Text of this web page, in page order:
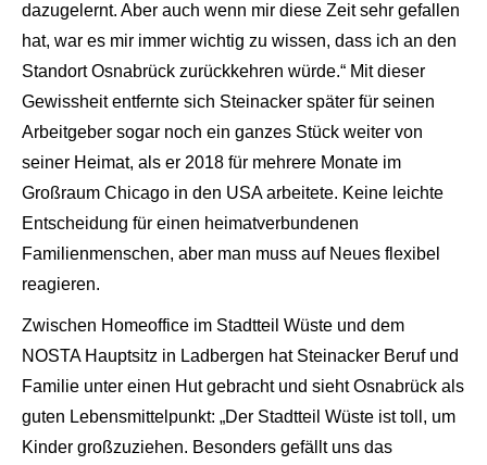
dazugelernt. Aber auch wenn mir diese Zeit sehr gefallen
hat, war es mir immer wichtig zu wissen, dass ich an den
Standort Osnabrück zurückkehren würde.“ Mit dieser
Gewissheit entfernte sich Steinacker später für seinen
Arbeitgeber sogar noch ein ganzes Stück weiter von
seiner Heimat, als er 2018 für mehrere Monate im
Großraum Chicago in den USA arbeitete. Keine leichte
Entscheidung für einen heimatverbundenen
Familienmenschen, aber man muss auf Neues flexibel
reagieren.
Zwischen Homeoffice im Stadtteil Wüste und dem
NOSTA Hauptsitz in Ladbergen hat Steinacker Beruf und
Familie unter einen Hut gebracht und sieht Osnabrück als
guten Lebensmittelpunkt: „Der Stadtteil Wüste ist toll, um
Kinder großzuziehen. Besonders gefällt uns das